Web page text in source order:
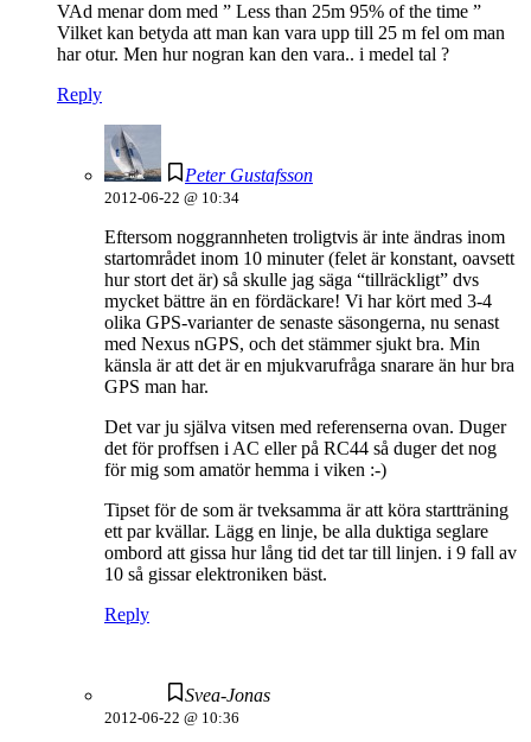
VAd menar dom med ” Less than 25m 95% of the time ”
Vilket kan betyda att man kan vara upp till 25 m fel om man
har otur. Men hur nogran kan den vara.. i medel tal ?
Reply
Peter Gustafsson
2012-06-22 @ 10:34
Eftersom noggrannheten troligtvis är inte ändras inom
startområdet inom 10 minuter (felet är konstant, oavsett
hur stort det är) så skulle jag säga “tillräckligt” dvs
mycket bättre än en fördäckare! Vi har kört med 3-4
olika GPS-varianter de senaste säsongerna, nu senast
med Nexus nGPS, och det stämmer sjukt bra. Min
känsla är att det är en mjukvarufråga snarare än hur bra
GPS man har.
Det var ju själva vitsen med referenserna ovan. Duger
det för proffsen i AC eller på RC44 så duger det nog
för mig som amatör hemma i viken :-)
Tipset för de som är tveksamma är att köra startträning
ett par kvällar. Lägg en linje, be alla duktiga seglare
ombord att gissa hur lång tid det tar till linjen. i 9 fall av
10 så gissar elektroniken bäst.
Reply
Svea-Jonas
2012-06-22 @ 10:36